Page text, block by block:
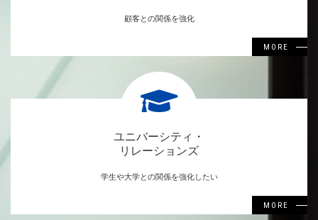
顧客との関係を強化
MORE
ユニバーシティ・
リレーションズ
学生や大学との関係を強化したい
MORE